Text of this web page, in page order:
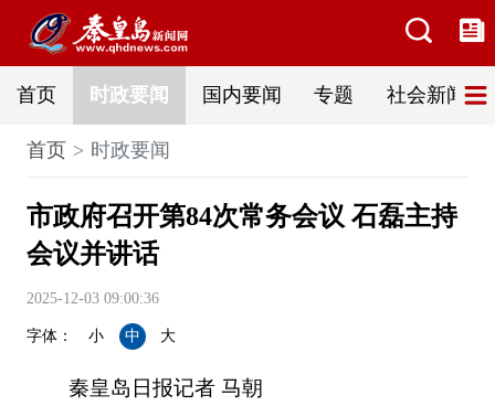
首页 时政要闻 国内要闻 专题 社会新闻
首页 时政要闻
市政府召开第84次常务会议 石磊主持
会议并讲话
2025-12-03 09:00:36
字体： 小 中 大
秦皇岛日报记者 马朝